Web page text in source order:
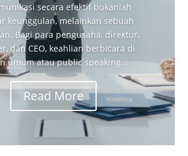
secara efektif bukanlah
keunggulan, melainkan sebuah
Bagi para pengusaha, direktur,
dan CEO, keahlian berbicara di
umum atau public speaking...
Read More